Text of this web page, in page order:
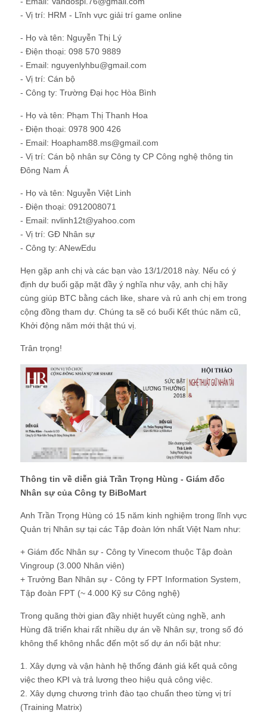
- Vị trí: HRM - Lĩnh vực giải trí game online
- Họ và tên: Nguyễn Thị Lý
- Điện thoại: 098 570 9889
- Email: nguyenlyhbu@gmail.com
- Vị trí: Cán bộ
- Công ty: Trường Đại học Hòa Bình
- Họ và tên: Phạm Thị Thanh Hoa
- Điện thoại: 0978 900 426
- Email: Hoapham88.ms@gmail.com
- Vị trí: Cán bộ nhân sự Công ty CP Công nghệ thông tin
Đông Nam Á
- Họ và tên: Nguyễn Việt Linh
- Điện thoại: 0912008071
- Email: nvlinh12t@yahoo.com
- Vị trí: GĐ Nhân sự
- Công ty: ANewEdu
Hẹn gặp anh chị và các bạn vào 13/1/2018 này. Nếu có ý
định dự buổi gặp mặt đầy ý nghĩa như vậy, anh chị hãy
cùng giúp BTC bằng cách like, share và rủ anh chị em trong
cộng đồng tham dự. Chúng ta sẽ có buổi Kết thúc năm cũ,
Khởi động năm mới thật thú vị.
Trân trọng!
Thông tin về diễn giả Trần Trọng Hùng - Giám đốc
Nhân sự của Công ty BiBoMart
Anh Trần Trọng Hùng có 15 năm kinh nghiệm trong lĩnh vực
Quản trị Nhân sự tại các Tập đoàn lớn nhất Việt Nam như:
+ Giám đốc Nhân sự - Công ty Vinecom thuộc Tập đoàn
Vingroup (3.000 Nhân viên)
+ Trưởng Ban Nhân sự - Công ty FPT Information System,
Tập đoàn FPT (~ 4.000 Kỹ sư Công nghệ)
Trong quãng thời gian đầy nhiệt huyết cùng nghề, anh
Hùng đã triển khai rất nhiều dự án về Nhân sự, trong số đó
không thể không nhắc đến một số dự án nổi bật như:
1. Xây dựng và vận hành hệ thống đánh giá kết quả công
việc theo KPI và trả lương theo hiệu quả công việc.
2. Xây dựng chương trình đào tạo chuẩn theo từng vị trí
(Training Matrix)